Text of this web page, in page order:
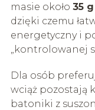
masie około 35 g
dzięki czemu
energetyczny i
„kontrolowanej
Dla osób
wciąż pozostają
batoniki z